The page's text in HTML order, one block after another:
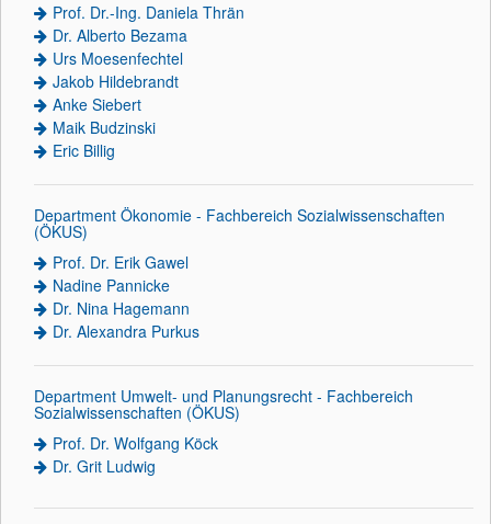
Prof. Dr.-Ing. Daniela Thrän
Dr. Alberto Bezama
Urs Moesenfechtel
Jakob Hildebrandt
Anke Siebert
Maik Budzinski
Eric Billig
Department Ökonomie - Fachbereich Sozialwissenschaften
(ÖKUS)
Prof. Dr. Erik Gawel
Nadine Pannicke
Dr. Nina Hagemann
Dr. Alexandra Purkus
Department Umwelt- und Planungsrecht - Fachbereich
Sozialwissenschaften (ÖKUS)
Prof. Dr. Wolfgang Köck
Dr. Grit Ludwig